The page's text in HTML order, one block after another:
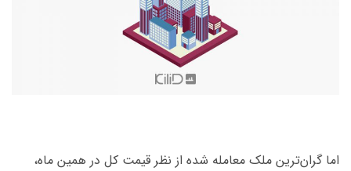
اما گران‌ترین ملک معامله شده از نظر قیمت کل در همین ماه،